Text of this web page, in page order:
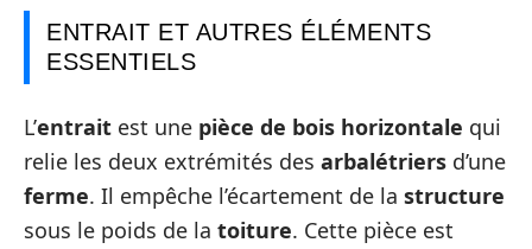
ENTRAIT ET AUTRES ÉLÉMENTS
ESSENTIELS
L’entrait est une pièce de bois horizontale qui
relie les deux extrémités des arbalétriers d’une
ferme. Il empêche l’écartement de la structure
sous le poids de la toiture. Cette pièce est